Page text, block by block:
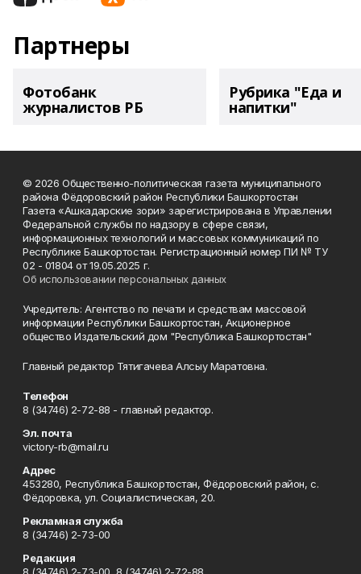
Партнеры
Фотобанк
журналистов РБ
Рубрика "Еда и
напитки"
© 2026 Общественно-политическая газета муниципального
района Фёдоровский район Республики Башкортостан
Газета «Ашкадарские зори» зарегистрирована в Управлении
Федеральной службы по надзору в сфере связи,
информационных технологий и массовых коммуникаций по
Республике Башкортостан. Регистрационный номер ПИ № ТУ
02 - 01804 от 19.05.2025 г.
Об использовании персональных данных
Учредитель: Агентство по печати и средствам массовой
информации Республики Башкортостан, Акционерное
общество Издательский дом "Республика Башкортостан"
Главный редактор Тятигачева Алсыу Маратовна.
Телефон
8 (34746) 2-72-88 - главный редактор.
Эл. почта
victory-rb@mail.ru
Адрес
453280, Республика Башкортостан, Фёдоровский район, с.
Фёдоровка, ул. Социалистическая, 20.
Рекламная служба
8 (34746) 2-73-00
Редакция